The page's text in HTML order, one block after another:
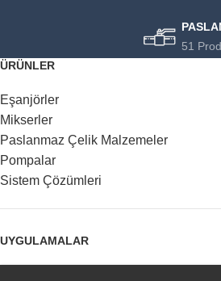
51
ÜRÜNLER
Eşanjörler
Mikserler
Paslanmaz Çelik Malzemeler
Pompalar
Sistem Çözümleri
UYGULAMALAR